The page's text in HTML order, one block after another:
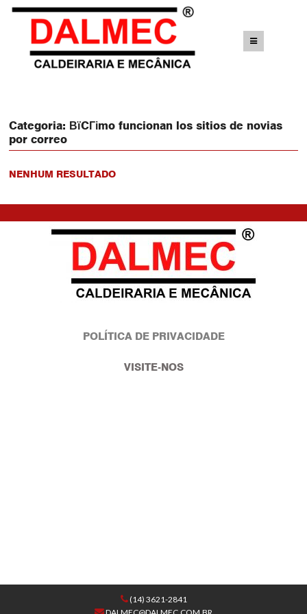
Categoria: ВїCГіmo funcionan los sitios de novias
por correo
NENHUM RESULTADO
POLÍTICA DE PRIVACIDADE
VISITE-NOS
(14) 3621-2841